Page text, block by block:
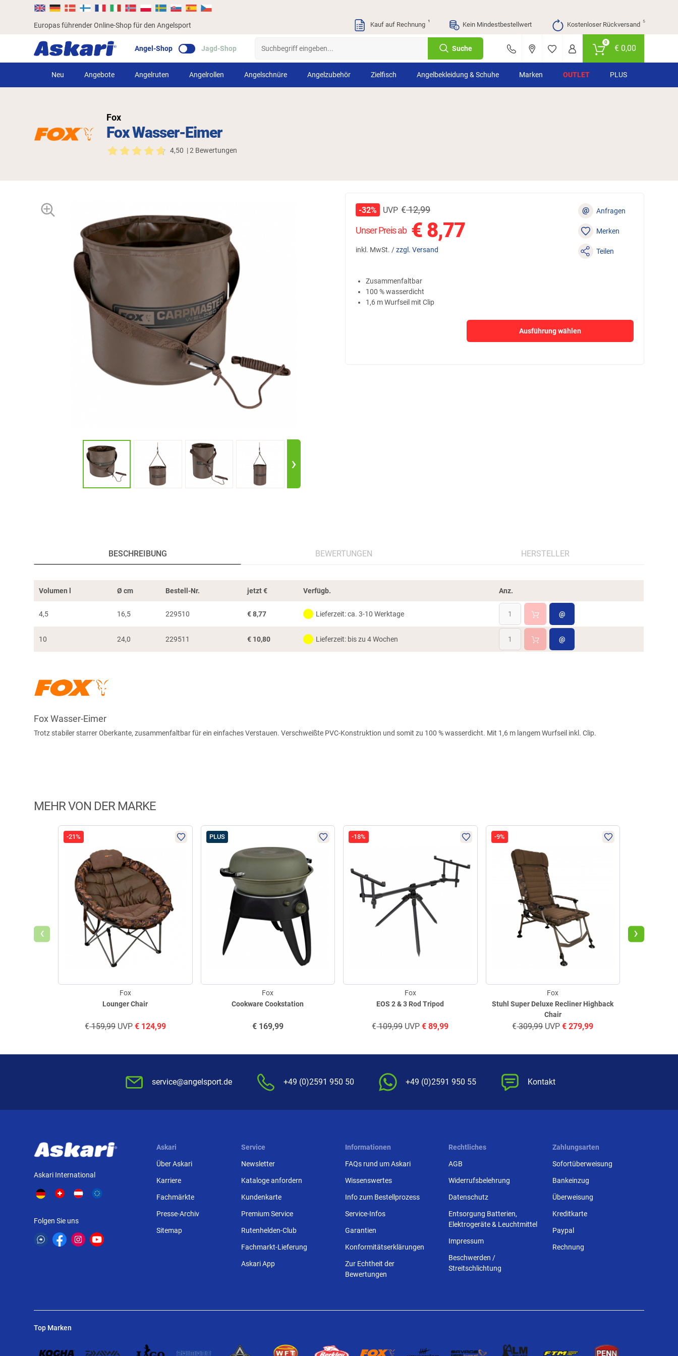
Europas führender Online-Shop für den Angelsport Kauf auf Rechnung ¹ Kein Mindestbestellwert Kostenloser Rückversand ⁵
Angel-Shop Jagd-Shop Suche
0
€0,00
Neu Angebote Angelruten Angelrollen Angelschnüre Angelzubehör Zielfisch Angelbekleidung & Schuhe Marken OUTLET PLUS
Fox Wasser-Eimer
Fox
4,50 | 2 Bewertungen
›
Unser Preis ab € 8,77
inkl. MwSt. /zzgl. Versand
-32% UVP €12,99 Anfragen
@
Merken
Teilen
Zusammenfaltbar
100 % wasserdicht
1,6 m Wurfseil mit Clip
Ausführung wählen
BESCHREIBUNG BEWERTUNGEN HERSTELLER
Volumen l Ø cm Bestell-Nr. jetzt€ Verfügb. Anz.
4,5 16,5 229510 €8,77 Lieferzeit: ca. 3-10 Werktage @
10 24,0 229511 € 10,80 Lieferzeit: bis zu 4 Wochen @
Fox Wasser-Eimer
Trotz stabiler starrer Oberkante, zusammenfaltbar für ein einfaches Verstauen. Verschweißte PVC-Konstruktion und somit zu 100 % wasserdicht. Mit 1,6 m langem Wurfseil inkl. Clip.
MEHR VON DER MARKE
-21%
Lounger Chair
Fox
€159,99UVP €124,99
PLUS
Cookware Cookstation
Fox
€169,99
-18%
EOS 2 & 3 Rod Tripod
Fox
€109,99UVP € 89,99
-9%
Stuhl Super Deluxe Recliner Highback
Chair
Fox
€309,99UVP € 279,99
‹ ›
service@angelsport.de +49 (0)2591 950 50 +49 (0)2591 950 55 Kontakt
Askari International
Folgen Sie uns
Askari
Über Askari
Karriere
Fachmärkte
Presse-Archiv
Sitemap
Service
Newsletter
Kataloge anfordern
Kundenkarte
Premium Service
Rutenhelden-Club
Fachmarkt-Lieferung
Askari App
Informationen
FAQs rund um Askari
Wissenswertes
Info zum Bestellprozess
Service-Infos
Garantien
Konformitätserklärungen
Zur Echtheit der
Bewertungen
Rechtliches
AGB
Widerrufsbelehrung
Datenschutz
Entsorgung Batterien,
Elektrogeräte & Leuchtmittel
Impressum
Beschwerden /
Streitschlichtung
Zahlungsarten
Sofortüberweisung
Bankeinzug
Überweisung
Kreditkarte
Paypal
Rechnung
Top Marken